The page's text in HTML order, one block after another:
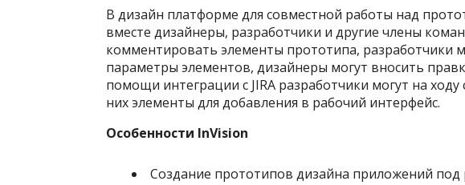
В дизайн платформе для совместной работы над
вместе дизайнеры, разработчики и другие члены
комментировать элементы прототипа, разработчики
параметры элементов, дизайнеры могут вносить
помощи интеграции с JIRA разработчики могут на ходу
них элементы для добавления в рабочий интерфейс.
Особенности InVision
Создание прототипов дизайна приложений под